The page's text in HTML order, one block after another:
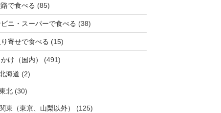
で食べる (85)
ビニ・スーパーで食べる (38)
寄せで食べる (15)
け（国内）
(491)
海道 (2)
北 (30)
関東（東京、山梨以外） (125)